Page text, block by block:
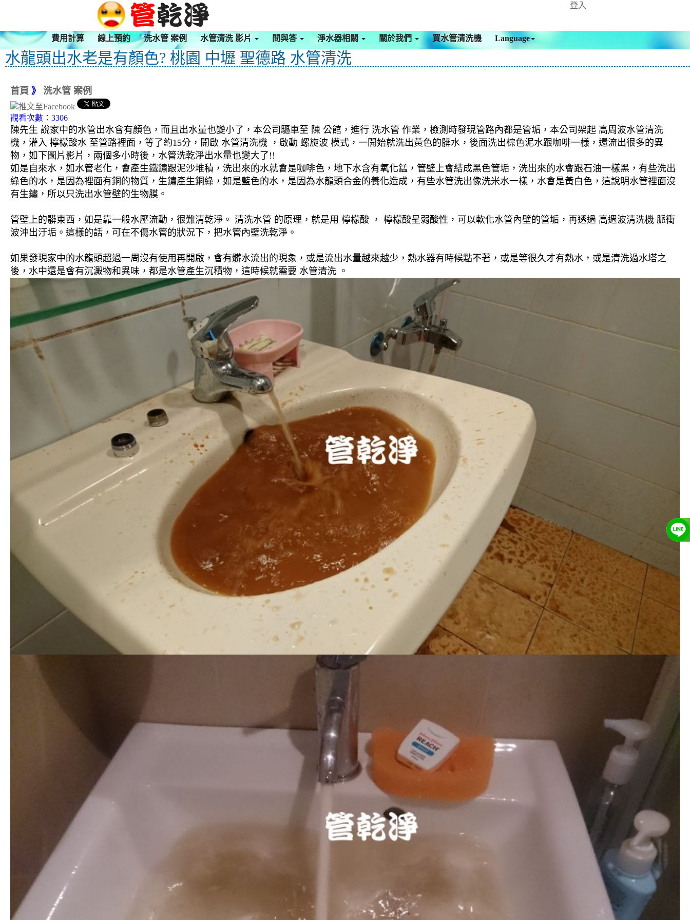
登入
費用計算 線上預約 洗水管 案例 水管清洗 影片 問與答 淨水器相關 關於我們 買水管清洗機 Language
水龍頭出水老是有顏色? 桃園 中壢 聖德路 水管清洗
首頁 》 洗水管 案例
觀看次數：3306
陳先生 說家中的水管出水會有顏色，而且出水量也變小了，本公司驅車至 陳 公館，進行 洗水管 作業，檢測時發現管路內都是管垢，本公司架起 高周波水管清洗
機，灌入 檸檬酸水 至管路裡面，等了約15分，開啟 水管清洗機 ，啟動 螺旋波 模式，一開始就洗出黃色的髒水，後面洗出棕色泥水跟咖啡一樣，還流出很多的異
物，如下圖片影片，兩個多小時後，水管洗乾淨出水量也變大了!!
如是自來水，如水管老化，會產生鐵鏽跟泥沙堆積，洗出來的水就會是咖啡色，地下水含有氧化錳，管壁上會結成黑色管垢，洗出來的水會跟石油一樣黑，有些洗出
綠色的水，是因為裡面有銅的物質，生鏽產生銅綠，如是藍色的水，是因為水龍頭合金的養化造成，有些水管洗出像洗米水一樣，水會是黃白色，這說明水管裡面沒
有生鏽，所以只洗出水管壁的生物膜。
管壁上的髒東西，如是靠一般水壓流動，很難清乾淨。 清洗水管 的原理，就是用 檸檬酸 ， 檸檬酸呈弱酸性，可以軟化水管內壁的管垢，再透過 高週波清洗機 脈衝
波沖出汙垢。這樣的話，可在不傷水管的狀況下，把水管內壁洗乾淨。
如果發現家中的水龍頭超過一周沒有使用再開啟，會有髒水流出的現象，或是流出水量越來越少，熱水器有時候點不著，或是等很久才有熱水，或是清洗過水塔之
後，水中還是會有沉澱物和異味，都是水管產生沉積物，這時候就需要 水管清洗 。